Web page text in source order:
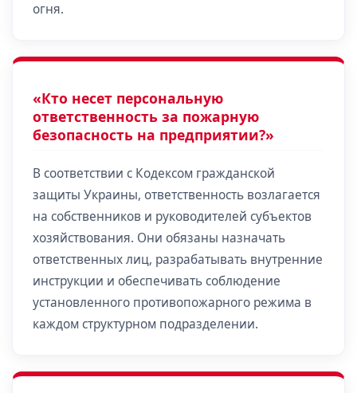
огня.
«Кто несет персональную
ответственность за пожарную
безопасность на предприятии?»
В соответствии с Кодексом гражданской
защиты Украины, ответственность возлагается
на собственников и руководителей субъектов
хозяйствования. Они обязаны назначать
ответственных лиц, разрабатывать внутренние
инструкции и обеспечивать соблюдение
установленного противопожарного режима в
каждом структурном подразделении.